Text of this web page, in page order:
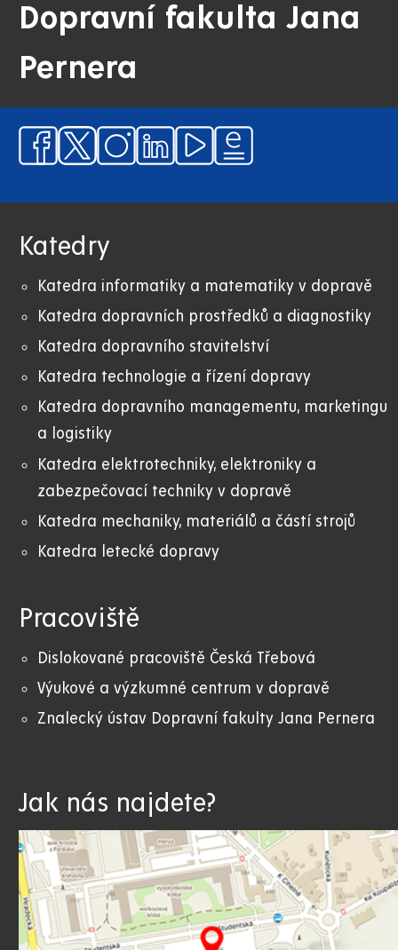
Dopravní fakulta Jana
Pernera
Katedry
Katedra informatiky a matematiky v dopravě
Katedra dopravních prostředků a diagnostiky
Katedra dopravního stavitelství
Katedra technologie a řízení dopravy
Katedra dopravního managementu, marketingu
a logistiky
Katedra elektrotechniky, elektroniky a
zabezpečovací techniky v dopravě
Katedra mechaniky, materiálů a částí strojů
Katedra letecké dopravy
Pracoviště
Dislokované pracoviště Česká Třebová
Výukové a výzkumné centrum v dopravě
Znalecký ústav Dopravní fakulty Jana Pernera
Jak nás najdete?